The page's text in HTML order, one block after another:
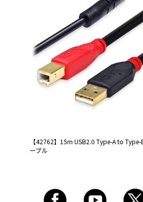
【42762】15m USB2.0 Type-A to
ーブル